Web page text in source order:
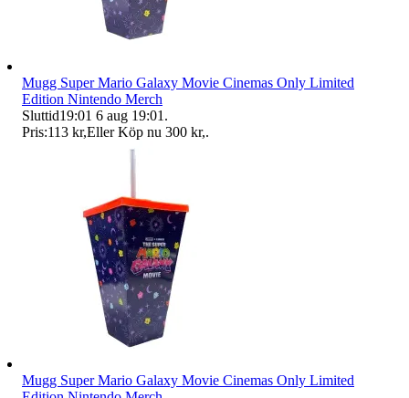
Mugg Super Mario Galaxy Movie Cinemas Only Limited
Edition Nintendo Merch
Sluttid19:01 6 aug 19:01 .
Pris:113 kr,Eller Köp nu 300 kr,.
Mugg Super Mario Galaxy Movie Cinemas Only Limited